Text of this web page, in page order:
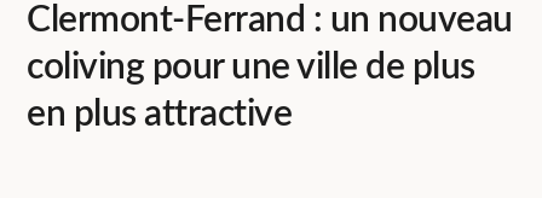
Clermont-Ferrand : un nouveau
coliving pour une ville de plus
en plus attractive